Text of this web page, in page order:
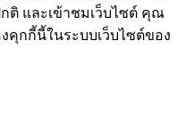
ติ และเข้าชมเว็บไซต์ คุณ
คุกกี้นี้ในระบบเว็บไซต์ของ